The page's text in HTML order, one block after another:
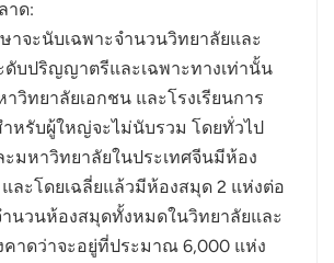
Türk
Ελληνικά
Melayu
Polski
แบบไทย
าด:
าจะนับเฉพาะจำนวนวิทยาลัยและ
ดับปริญญาตรีและเฉพาะทางเท่านั้น
วิทยาลัยเอกชน และโรงเรียนการ
หรับผู้ใหญ่จะไม่นับรวม โดยทั่วไป
มหาวิทยาลัยในประเทศจีนมีห้อง
ละโดยเฉลี่ยแล้วมีห้องสมุด 2 แห่งต่อ
นวนห้องสมุดทั้งหมดในวิทยาลัยและ
คาดว่าจะอยู่ที่ประมาณ 6,000 แห่ง